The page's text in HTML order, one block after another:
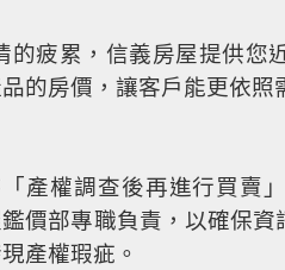
疲累，信義房屋提供您
的房價，讓客戶能更依照
產權調查後再進行買賣
價部專職負責，以確保
產權瑕疵。